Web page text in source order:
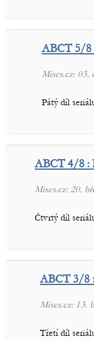
ABCT 5/8
Mises.cz: 03.
Pátý díl
ABCT 4/8 :
Mises.cz: 20.
Čtvrtý díl
ABCT 3/8 :
Mises.cz: 13.
Třetí díl